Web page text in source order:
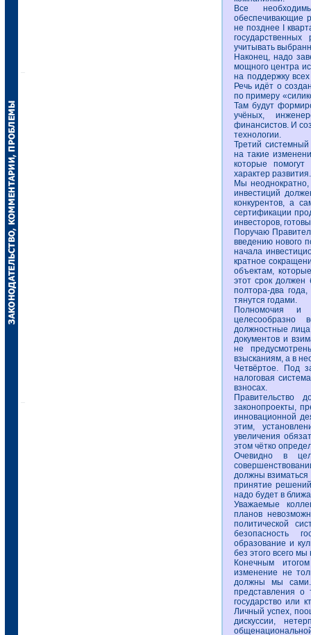
Все
обеспечивающие
не позднее I
учитывать
Наконец, надо
мощного центра
на поддержку
Речь идёт о
по примеру
Там будут
учёных,
финансистов. И
технологии.
Третий
на такие
которые
характер развития.
Мы
инвестиций
конкурентов, а
сертификации
инвесторов,
Поручаю
введению нового
начала
кратное
объектам,
этот срок должен
полтора-два
тянутся годами.
Полномочия и
целесообразно
должностные
документов и
не
взысканиям, а в
Четвёртое. Под
налоговая
взносах.
Правительство
законопроекты,
инновационной
этим,
увеличения
этом чётко
Очевидно в
должны взиматься
принятие
надо будет в
Уважаемые
планов
политической
безопасность
образование и
без этого всего
Конечным
изменение не
должны мы сами.
представления
государство или
Личный успех,
дискуссии,